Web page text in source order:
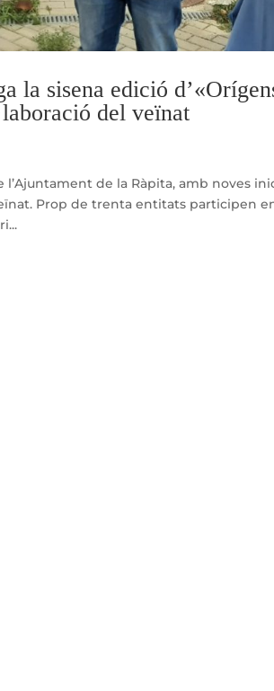
la sisena edició
del veïnat
l’Ajuntament de la Ràpita, amb noves
Prop de trenta entitats participen